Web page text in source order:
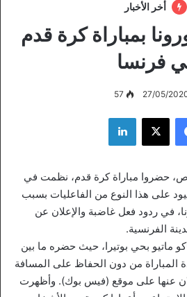
أخر الأخبار
بمباراة كرة قدم
فرنسا
27/05/
57
فيسبوك ‫X لينكدإن
حضروا مباراة كرة قدم، نظمت في
على هذا النوع من الفاعليات بسبب
في ردود فعل غاضبة والإعلان عن
الفرنسية.
ماتيو بحي بوتيرا، حيث حضره ما بين
المباراة من دون الحفاظ على المسافة
عنها على موقع (فيس بوك). وأظهرت